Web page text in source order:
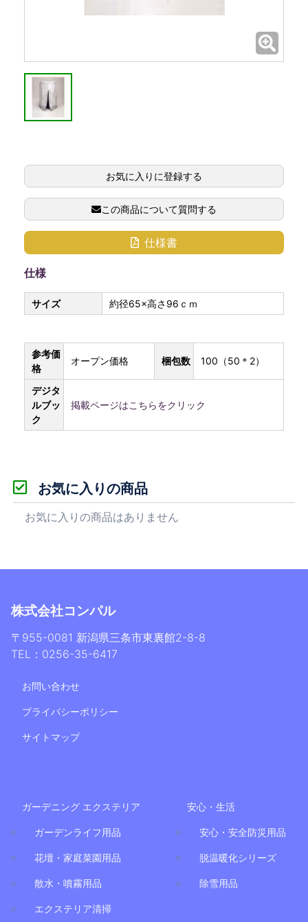
お気に入りに登録する
この商品について質問する
仕様書
仕様
サイズ 約径65×高さ96ｃｍ
参考価
格
オープン価格 梱包数 100（50＊2）
デジタ
ルブッ
ク
掲載ページはこちらをクリック
お気に入りの商品
お気に入りの商品はありません
株式会社コンパル
〒955-0081 新潟県三条市東裏館2-8-8
TEL：0256-35-6417
お問い合わせ
プライバシーポリシー
サイトマップ
ガーデニング エクステリア
ガーデンライフ用品
花壇・家庭菜園用品
散水・噴霧用品
エクステリア清掃
安心・生活
安心・安全防災用品
脱温暖化シリーズ
除雪用品